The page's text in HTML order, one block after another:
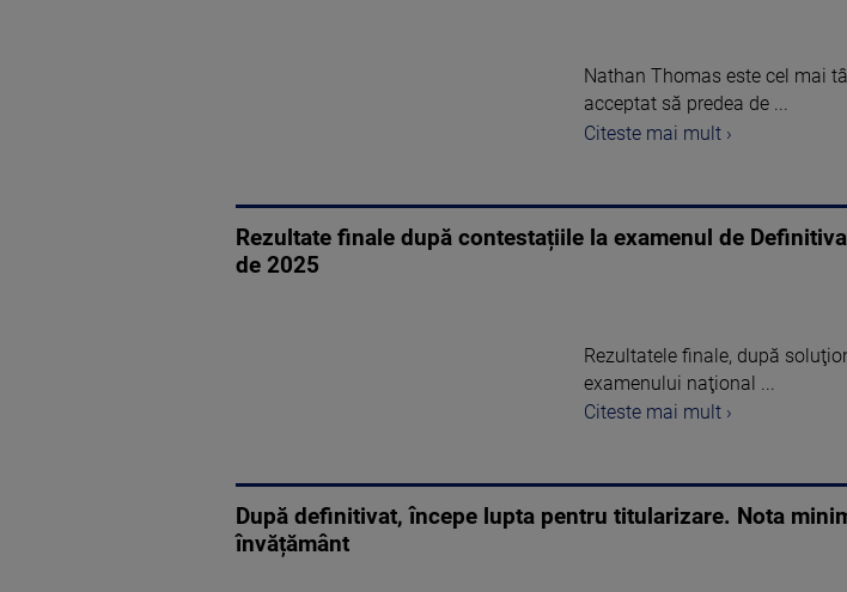
Nathan Thomas este cel mai
acceptat să predea de ...
Citeste mai mult ›
Rezultate finale după contestațiile la examenul de
de 2025
Rezultatele finale, după
examenului naţional ...
Citeste mai mult ›
După definitivat, începe lupta pentru titularizare. Nota
învățământ